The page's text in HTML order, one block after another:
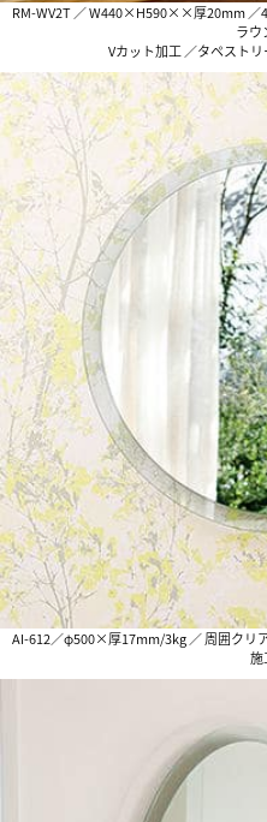
RM-WV2T ／ W440×H590××厚20mm ／
ラウ
Vカット加工 ／タペスト
AI-612／φ500×厚17mm/3kg ／ 周囲クリ
施